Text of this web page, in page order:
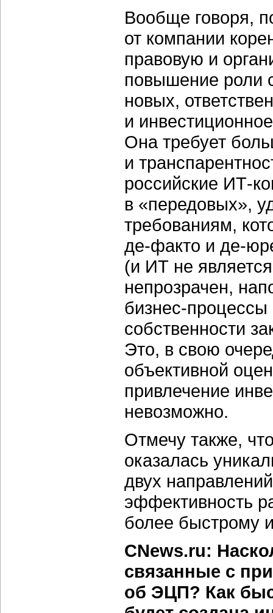
Вообще говоря,
от компании
правовую и
повышение роли
новых,
и
Она требует
и
российские ИТ-
в «передовых»,
требованиям,
де-факто и де-
(и ИТ не
непрозрачен,
бизнес-
собственности
Это, в свою
объективной
привлечение
невозможно.
Отмечу также,
оказалась
двух
эффективность
более быстрому
CNews.ru:
связанные с
об ЭЦП? Как